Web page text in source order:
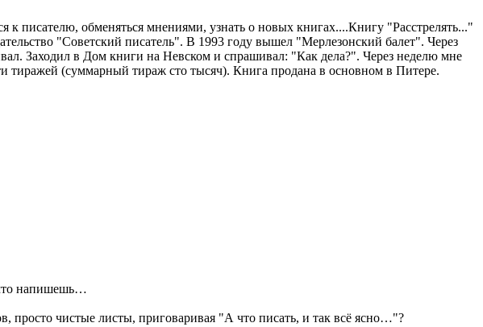
к писателю, обменяться мнениями, узнать о новых книгах....Книгу "Расстрелять..."
"Советский писатель". В 1993 году вышел "Мерлезонский балет". Через
Заходил в Дом книги на Невском и спрашивал: "Как дела?". Через неделю мне
(суммарный тираж сто тысяч). Книга продана в основном в Питере.
напишешь…
просто чистые листы, приговаривая "А что писать, и так всё ясно…"?